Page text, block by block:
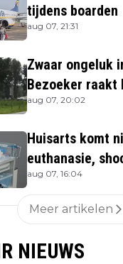
tijdens boarden
aug 07, 21:31
Zwaar ongeluk
Bezoeker raakt
kwijt
aug 07, 20:02
Huisarts komt
euthanasie,
ze is
aug 07, 16:04
Meer artikelen
NIEUWS